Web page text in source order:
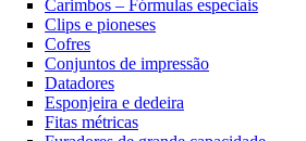
Carimbos – Fórmulas especiais
Clips e pioneses
Cofres
Conjuntos de impressão
Datadores
Esponjeira e dedeira
Fitas métricas